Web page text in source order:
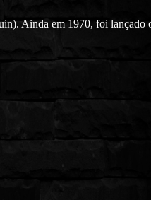
Ainda em 1970, foi lançado